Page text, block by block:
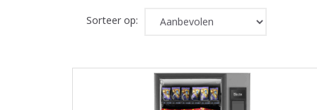
Sorteer op: